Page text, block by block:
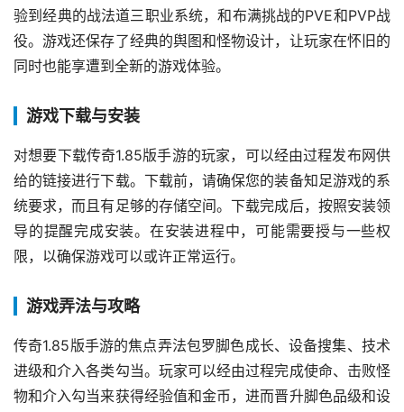
验到经典的战法道三职业系统，和布满挑战的PVE和PVP战
役。游戏还保存了经典的舆图和怪物设计，让玩家在怀旧的
同时也能享遭到全新的游戏体验。
游戏下载与安装
对想要下载传奇1.85版手游的玩家，可以经由过程发布网供
给的链接进行下载。下载前，请确保您的装备知足游戏的系
统要求，而且有足够的存储空间。下载完成后，按照安装领
导的提醒完成安装。在安装进程中，可能需要授与一些权
限，以确保游戏可以或许正常运行。
游戏弄法与攻略
传奇1.85版手游的焦点弄法包罗脚色成长、设备搜集、技术
进级和介入各类勾当。玩家可以经由过程完成使命、击败怪
物和介入勾当来获得经验值和金币，进而晋升脚色品级和设